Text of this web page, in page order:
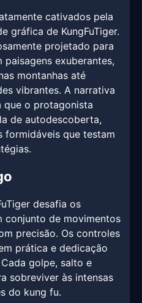
cativados pela
gráfica de KungFuTiger.
projetado para
exuberantes,
montanhas até
vibrantes. A narrativa
que o protagonista
de autodescoberta,
formidáveis que testam
desafia os
conjunto de movimentos
precisão. Os controles
prática e dedicação
golpe, salto e
sobreviver às intensas
do kung fu.